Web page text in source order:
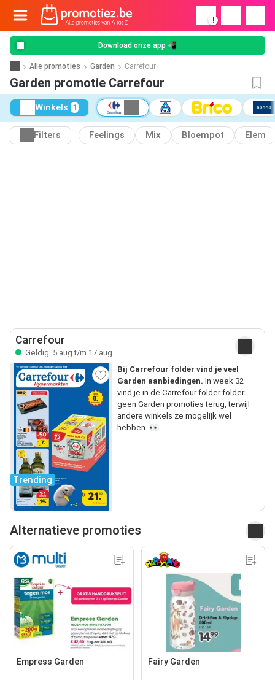
!
Download onze app 📲
Alle promoties Garden Carrefour
Garden promotie Carrefour
Winkels 1
Filters Feelings Mix Bloempot Elem
Carrefour
Geldig: 5 aug t/m 17 aug
Trending
Bij Carrefour folder vind je veel
Garden aanbiedingen. In week 32
vind je in de Carrefour folder folder
geen Garden promoties terug, terwijl
andere winkels ze mogelijk wel
hebben. 👀
Alternatieve promoties
Empress Garden Fairy Garden